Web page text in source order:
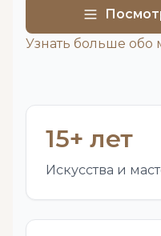
Узнать больше обо
15+ лет
Искусства и